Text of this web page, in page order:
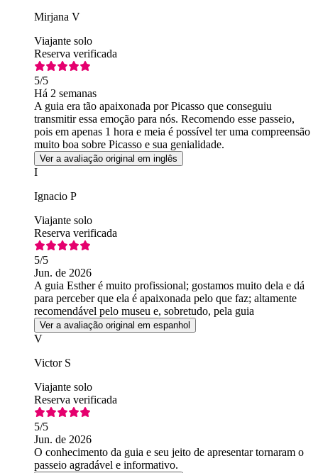
Mirjana V
Viajante solo
Reserva verificada
5/5
Há 2 semanas
A guia era tão apaixonada por Picasso que conseguiu
transmitir essa emoção para nós. Recomendo esse passeio,
pois em apenas 1 hora e meia é possível ter uma compreensão
muito boa sobre Picasso e sua genialidade.
Ver a avaliação original em inglês
I
Ignacio P
Viajante solo
Reserva verificada
5/5
Jun. de 2026
A guia Esther é muito profissional; gostamos muito dela e dá
para perceber que ela é apaixonada pelo que faz; altamente
recomendável pelo museu e, sobretudo, pela guia
Ver a avaliação original em espanhol
V
Victor S
Viajante solo
Reserva verificada
5/5
Jun. de 2026
O conhecimento da guia e seu jeito de apresentar tornaram o
passeio agradável e informativo.